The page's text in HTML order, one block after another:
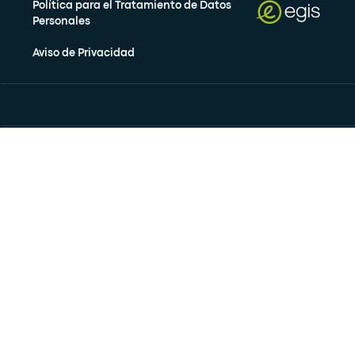
Política para el Tratamiento de Datos
Personales
Aviso de Privacidad